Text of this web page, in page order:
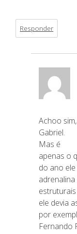
Responder
Achoo sim,
Gabriel.
Mas é
apenas o
do ano
ele devia
por
Fernando